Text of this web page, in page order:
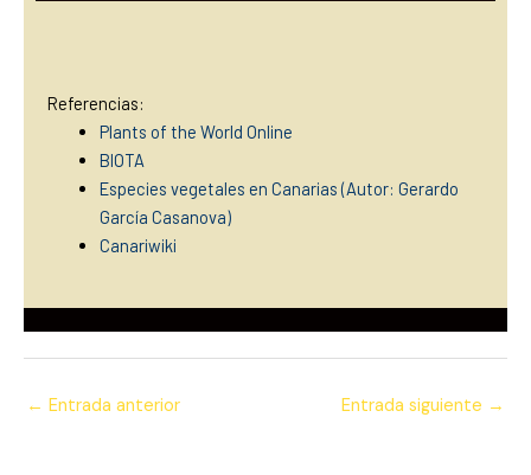
Referencias:
Plants of the World Online
BIOTA
Especies vegetales en Canarias (Autor: Gerardo
García Casanova)
Canariwiki
← Entrada anterior Entrada siguiente →